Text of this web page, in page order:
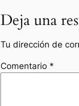
Deja una
Tu dirección de
Comentario *